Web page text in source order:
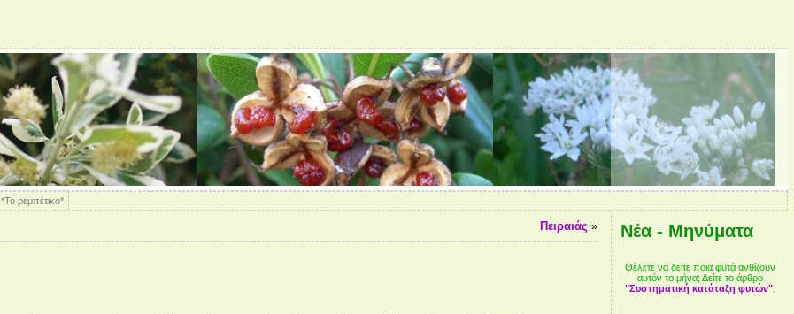
*Το ρεμπέτικο*
Πειραιάς » Νέα - Μηνύματα
αυτόν το μήνα; Δείτε το άρθρο
"Συστηματική κατάταξη φυτών".